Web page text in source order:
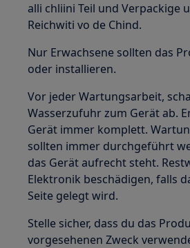
alli chliini Teil und Verpackige
Reichwiti vo de Chind.
Nur Erwachsene sollten das
oder installieren.
Vor jeder Wartungsarbeit,
Wasserzufuhr zum Gerät ab.
Gerät immer komplett.
sollten immer durchgeführt
das Gerät aufrecht steht.
Elektronik beschädigen, falls
Seite gelegt wird.
Stelle sicher, dass du das
vorgesehenen Zweck